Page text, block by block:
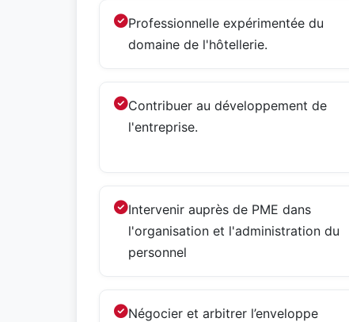
Professionnelle expérimentée du
domaine de l'hôtellerie.
Contribuer au développement de
l'entreprise.
Intervenir auprès de PME dans
l'organisation et l'administration du
personnel
Négocier et arbitrer l’enveloppe